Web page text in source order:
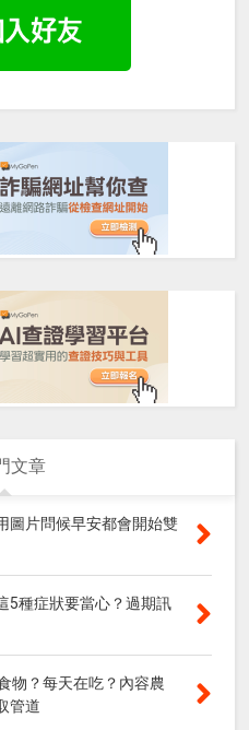
文章
圖片問候早安都會開始雙
5種症狀要當心？過期訊
物？每天在吃？內容農
管道